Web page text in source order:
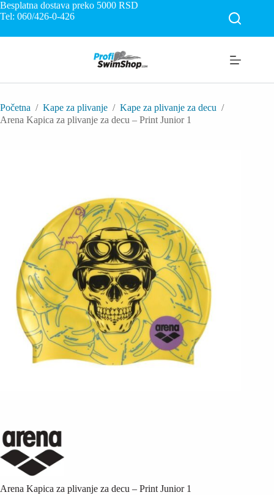
Skip
to
Besplatna dostava preko 5000 RSD
Tel: 060/426-0-426
Početna / Kape za plivanje / Kape za plivanje za decu /
Arena Kapica za plivanje za decu – Print Junior 1
Arena Kapica za plivanje za decu – Print Junior 1